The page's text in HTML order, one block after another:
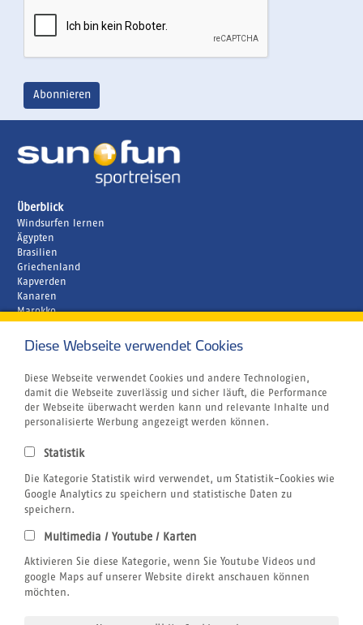
Überblick
Windsurfen lernen
Ägypten
Brasilien
Griechenland
Kapverden
Kanaren
Marokko
Unternehmen
Atmosfair CO2 Kompensation
Airline Blacklist
Bildnachweis
Centrum für Reisemedizin
Jobs
Kitesurfen
SUP
Tauchen
Wingfoilen
Rechtliches
AGB
Datenschutzerklärung
Diese Webseite verwendet Cookies
Diese Webseite verwendet Cookies und andere Technologien,
damit die Webseite zuverlässig und sicher läuft, die Performance
der Webseite überwacht werden kann und relevante Inhalte und
personalisierte Werbung angezeigt werden können.
Statistik
Die Kategorie Statistik wird verwendet, um Statistik-Cookies wie
Google Analytics zu speichern und statistische Daten zu
speichern.
Multimedia / Youtube / Karten
Aktivieren Sie diese Kategorie, wenn Sie Youtube Videos und
google Maps auf unserer Website direkt anschauen können
möchten.